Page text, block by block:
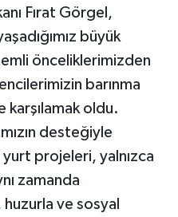
Fırat Görgel,
büyük
önceliklerimizden
barınma
karşılamak oldu.
desteğiyle
yurt projeleri, yalnızca
zamanda
ve sosyal